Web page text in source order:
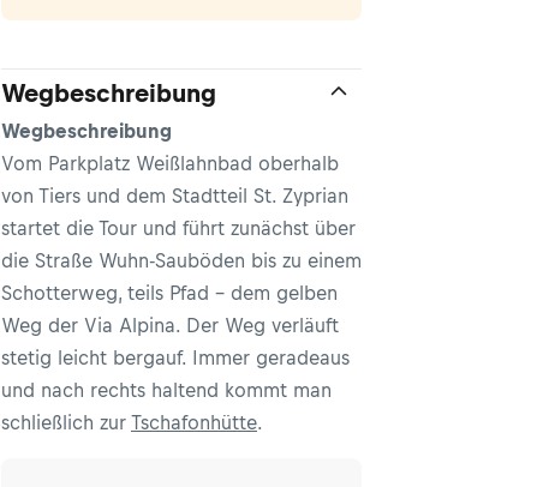
Wegbeschreibung
Wegbeschreibung
Vom Parkplatz Weißlahnbad oberhalb
von Tiers und dem Stadtteil St. Zyprian
startet die Tour und führt zunächst über
die Straße Wuhn-Sauböden bis zu einem
Schotterweg, teils Pfad – dem gelben
Weg der Via Alpina. Der Weg verläuft
stetig leicht bergauf. Immer geradeaus
und nach rechts haltend kommt man
schließlich zur Tschafonhütte.